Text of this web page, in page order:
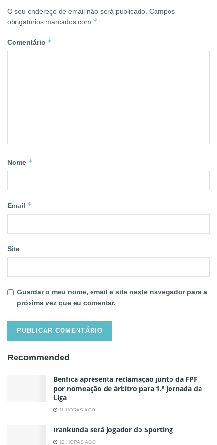
O seu endereço de email não será publicado. Campos
obrigatórios marcados com *
Comentário *
Nome *
Email *
Site
Guardar o meu nome, email e site neste navegador para a
próxima vez que eu comentar.
Recommended
Benfica apresenta reclamação junto da FPF
por nomeação de árbitro para 1.ª jornada da
Liga
11 HORAS AGO
Irankunda será jogador do Sporting
12 HORAS AGO